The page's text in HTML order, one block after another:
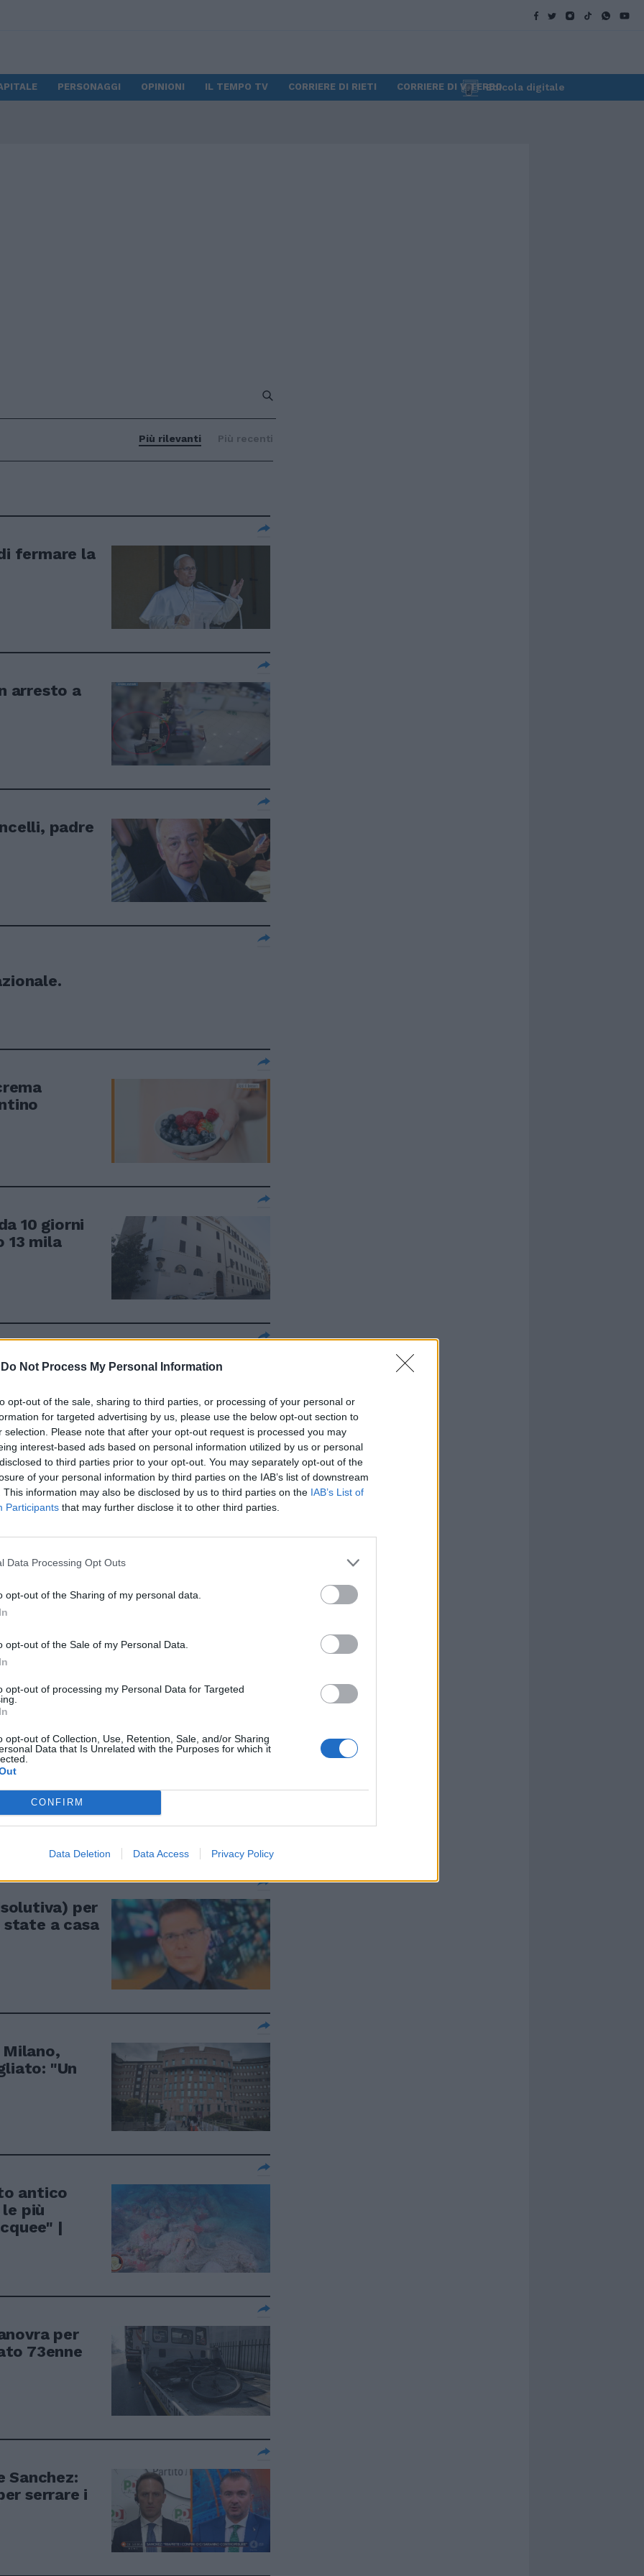
Do Not Process My Personal Information
opt-out of the sale, sharing to third parties, or processing of your personal or
for targeted advertising by us, please use the below opt-out section to
selection. Please note that after your opt-out request is processed you may
interest-based ads based on personal information utilized by us or personal
to third parties prior to your opt-out. You may separately opt-out of the
of your personal information by third parties on the IAB’s list of downstream
This information may also be disclosed by us to third parties on the IAB’s List of
Participants that may further disclose it to other third parties.
Data Processing Opt Outs
opt-out of the Sharing of my personal data.
opt-out of the Sale of my Personal Data.
opt-out of processing my Personal Data for Targeted
opt-out of Collection, Use, Retention, Sale, and/or Sharing
Data that Is Unrelated with the Purposes for which it
CONFIRM
Data Deletion Data Access Privacy Policy
CAPITALE PERSONAGGI OPINIONI IL TEMPO TV CORRIERE DI RIETI CORRIERE DI VITERBO
Edicola digitale
Più rilevanti Più recenti
fermare la
arresto a
padre
10 giorni
13 mila
In
e felpe
con gli
cita il
da sola a
per
a casa
Milano,
"Un
antico
più
|
per
73enne
Sanchez:
serrare i